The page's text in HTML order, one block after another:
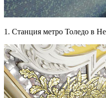
1. Станция метро Толедо в